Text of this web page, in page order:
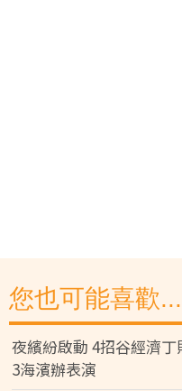
您也可能喜歡...
夜繽紛啟動 4招谷經濟
3海濱辦表演